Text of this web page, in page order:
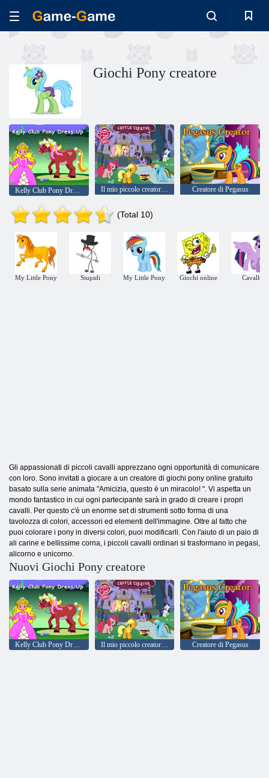
Giochi Pony creatore
Kelly Club Pony Dress Up Il mio piccolo creatore di Pony Castle Creatore di Pegasus
(Total 10)
My Little Pony Stupidi My Little Pony Giochi online Cavallo
Gli appassionati di piccoli cavalli apprezzano ogni opportunità di comunicare
con loro. Sono invitati a giocare a un creatore di giochi pony online gratuito
basato sulla serie animata "Amicizia, questo è un miracolo! ". Vi aspetta un
mondo fantastico in cui ogni partecipante sarà in grado di creare i propri
cavalli. Per questo c'è un enorme set di strumenti sotto forma di una
tavolozza di colori, accessori ed elementi dell'immagine. Oltre al fatto che
puoi colorare i pony in diversi colori, puoi modificarli. Con l'aiuto di un paio di
ali carine e bellissime corna, i piccoli cavalli ordinari si trasformano in pegasi,
alicorno e unicorno.
Nuovi Giochi Pony creatore
Kelly Club Pony Dress Up Il mio piccolo creatore di Pony Castle Creatore di Pegasus